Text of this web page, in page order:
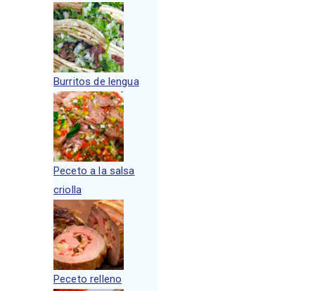
Burritos de lengua
Peceto a la salsa
criolla
Peceto relleno